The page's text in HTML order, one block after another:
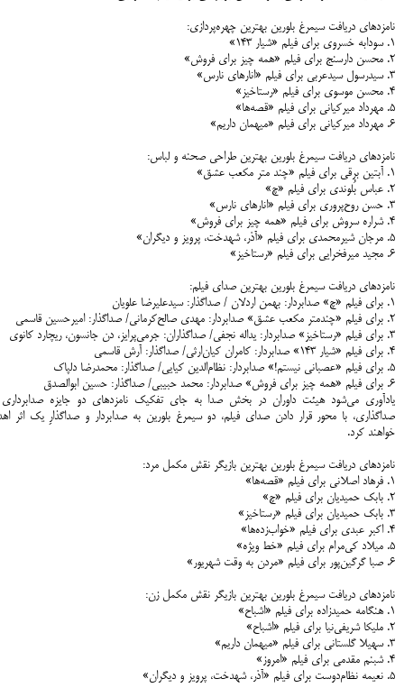
نامزدهای دریافت سیمرغ بلورین بهترین چهره‌پردازی:
۱. سودابه خسروی برای فیلم «شیار ۱۴۳»
۲. محسن دارسنج برای فیلم «همه چیز برای فروش»
۳. سیدرسول سیدعربی برای فیلم «انارهای نارس»
۴. محسن موسوی برای فیلم «رستاخیز»
۵. مهرداد میرکیانی برای فیلم «قصه‌ها»
۶. مهرداد میرکیانی برای فیلم «میهمان داریم»
نامزدهای دریافت سیمرغ بلورین بهترین طراحی صحنه و لباس:
۱. آبتین برقی برای فیلم «چند متر مکعب عشق»
۲. عباس بُلوندی برای فیلم «چ»
۳. حسن روح‌پروری برای فیلم «انارهای نارس»
۴. شراره سروش برای فیلم «همه چیز برای فروش»
۵. مرجان شیرمحمدی برای فیلم «آذر، شهدخت، پرویز و دیگران»
۶. مجید میرفخرایی برای فیلم «رستاخیز»
نامزدهای دریافت سیمرغ بلورین بهترین صدای فیلم:
۱. برای فیلم «چ» صدابردار: بهمن اردلان / صداگذار: سیدعلیرضا علویان
۲. برای فیلم «چندمتر مکعب عشق» صدابردار: مهدی صالح‌کرمانی/ صداگذار: امیرحسین قاسمی
۳. برای فیلم «رستاخیز» صدابردار: یداله نجفی/ صداگذاران: جرمی‌پرایز، دن جانسون، ریچارد کانوی
۴. برای فیلم «شیار ۱۴۳» صدابردار: کامران کیان‌ارثی/ صداگذار: آرش قاسمی
۵. برای فیلم «عصبانی نیستم!» صدابردار: نظام‌الدین کیایی/ صداگذار: محمدرضا دلپاک
۶. برای فیلم «همه چیز برای فروش» صدابردار: محمد حبیبی/ صداگذار: حسین ابوالصدق
یادآوری می‌شود هیئت داوران در بخش صدا به جای تفکیک نامزدهای دو جایزه
صداگذاری، با محور قرار دادن صدای فیلم، دو سیمرغ بلورین به صدابردار و صداگذارِ یک اثر
خواهند کرد.
نامزدهای دریافت سیمرغ بلورین بهترین بازیگر نقش مکمل مرد:
۱. فرهاد اصلانی برای فیلم «قصه‌ها»
۲. بابک حمیدیان برای فیلم «چ»
۳. بابک حمیدیان برای فیلم «رستاخیز»
۴. اکبر عبدی برای فیلم «خواب‌زده‌ها»
۵. میلاد کی‌مرام برای فیلم «خط ویژه»
۶. صبا گرگین‌پور برای فیلم «مردن به وقت شهریور»
نامزدهای دریافت سیمرغ بلورین بهترین بازیگر نقش مکمل زن:
۱. هنگامه حمیدزاده برای فیلم «اشباح»
۲. ملیکا شریفی‌نیا برای فیلم «اشباح»
۳. سهیلا گلستانی برای فیلم «میهمان داریم»
۴. شبنم مقدمی برای فیلم «امروز»
۵. نعیمه نظام‌دوست برای فیلم «آذر، شهدخت، پرویز و دیگران»